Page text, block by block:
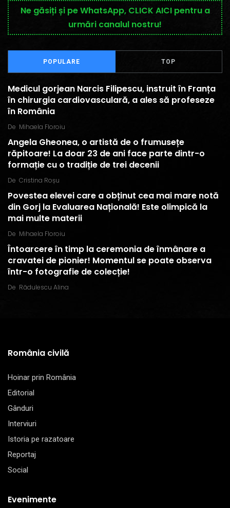
Ne găsiți și pe WhatsApp, CLICK AICI pentru a
urmări canalul nostru!
POPULARE TOP
Medicul gorjean Narcis Filipescu, instruit în Franța
în chirurgia cardiovasculară, a ales să profeseze
în România
De Mihaela Floroiu
Angela Gheonea, o artistă de o frumusețe
răpitoare! La doar 23 de ani face parte dintr-o
formație cu o tradiție de trei decenii
De Cristina Roșu
Povestea elevei care a obținut cea mai mare notă
din Gorj la Evaluarea Națională! Este olimpică la
mai multe materii
De Mihaela Floroiu
Întoarcere în timp la ceremonia de înmânare a
cravatei de pionier! Momentul se poate observa
într-o fotografie de colecție!
De Rădulescu Alina
România civilă
Hoinar prin România
Editorial
Gânduri
Interviuri
Istoria pe razatoare
Reportaj
Social
Evenimente